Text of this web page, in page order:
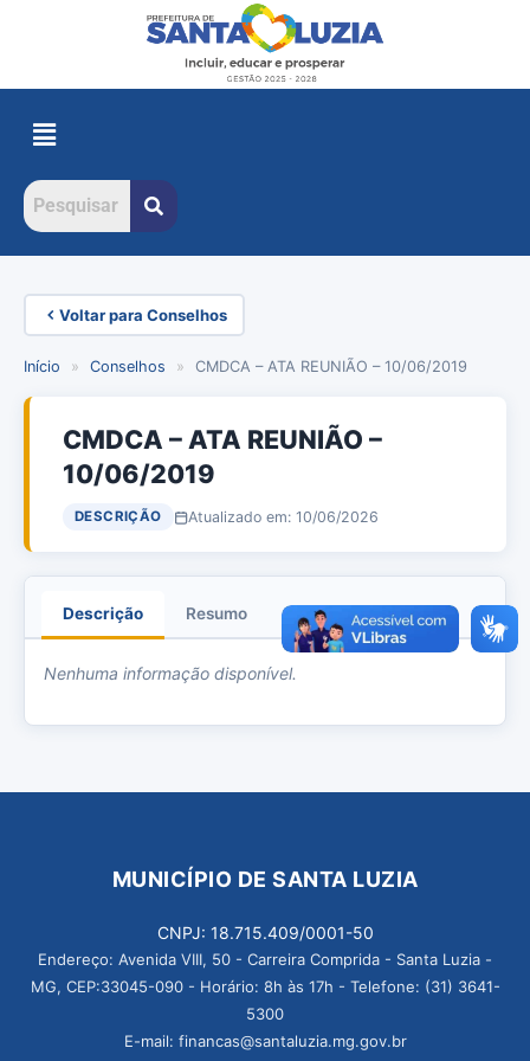
Voltar para Conselhos
Início » Conselhos » CMDCA – ATA REUNIÃO – 10/06/2019
CMDCA – ATA REUNIÃO –
10/06/2019
DESCRIÇÃO Atualizado em: 10/06/2026
Descrição Resumo Anexos
Nenhuma informação disponível.
MUNICÍPIO DE SANTA LUZIA
CNPJ: 18.715.409/0001-50
Endereço: Avenida VIII, 50 - Carreira Comprida - Santa Luzia -
MG, CEP:33045-090 - Horário: 8h às 17h - Telefone: (31) 3641-
5300
E-mail: financas@santaluzia.mg.gov.br